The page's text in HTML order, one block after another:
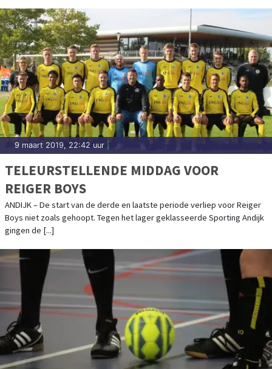
9 maart 2019, 22:42 uur
TELEURSTELLENDE MIDDAG VOOR
REIGER BOYS
ANDIJK – De start van de derde en laatste periode verliep voor Reiger
Boys niet zoals gehoopt. Tegen het lager geklasseerde Sporting Andijk
gingen de [...]